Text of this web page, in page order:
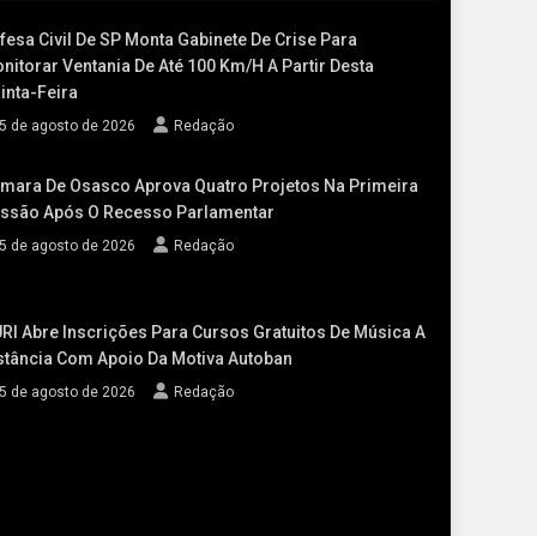
Civil De SP Monta Gabinete De Crise Para
Ventania De Até 100 Km/h A Partir Desta
Feira
de agosto de 2026 Redação
De Osasco Aprova Quatro Projetos Na Primeira
Após O Recesso Parlamentar
de agosto de 2026 Redação
Abre Inscrições Para Cursos Gratuitos De Música A
Com Apoio Da Motiva Autoban
de agosto de 2026 Redação